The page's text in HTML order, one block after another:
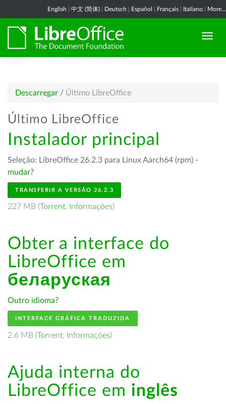
English 中文 (简体) Deutsch Español Français Italiano More...
Descarregar / Último LibreOffice
Último LibreOffice
Instalador principal
Seleção: LibreOffice 26.2.3 para Linux Aarch64 (rpm) -
mudar?
TRANSFERIR A VERSÃO 26.2.3
227 MB (Torrent, Informações)
Obter a interface do
LibreOffice em
беларуская
Outro idioma?
INTERFACE GRÁFICA TRADUZIDA
2.6 MB (Torrent, Informações)
Ajuda interna do
LibreOffice em inglês